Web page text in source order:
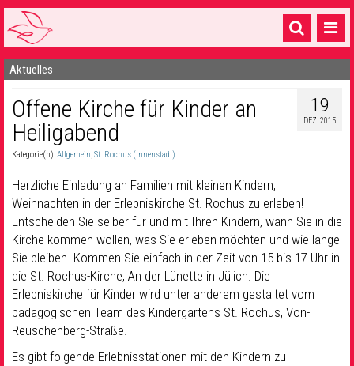
Startseite
1 Pfarrei
16 Gemeinden & mehr
Sakramente & Feste
Gemeinschaft & Soziales
Musik& Kultur
Seelsorge & Kontakt
Aktuelles
19
DEZ. 2015
Offene Kirche für Kinder an
Heiligabend
Kategorie(n):Allgemein,St. Rochus (Innenstadt)
Herzliche Einladung an Familien mit kleinen Kindern,
Weihnachten in der Erlebniskirche St. Rochus zu erleben!
Entscheiden Sie selber für und mit Ihren Kindern, wann Sie in die
Kirche kommen wollen, was Sie erleben möchten und wie lange
Sie bleiben. Kommen Sie einfach in der Zeit von 15 bis 17 Uhr in
die St. Rochus-Kirche, An der Lünette in Jülich. Die
Erlebniskirche für Kinder wird unter anderem gestaltet vom
pädagogischen Team des Kindergartens St. Rochus, Von-
Reuschenberg-Straße.
Es gibt folgende Erlebnisstationen mit den Kindern zu